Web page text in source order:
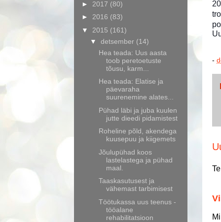
-
► 2017 (80)
► 2016 (83)
▼ 2015 (161)
▼ detsember (14)
Hea teada: Uus aasta
toob peretoetuste
tõusu, karm...
Hea teada: Elatise ja
päevaraha
suurenemine alates...
Pühad läbi ja juba kuulen
jutte dieedi pidamistest
Roheline põld, akendega
kuusepuu ja kiigemets
Jõulupühad koos
lastelastega ja pühad
maal.
Taaskasutusest ja
vähemast tarbimisest
Töötukassa uus teenus -
tööalane
rehabilitatsioon